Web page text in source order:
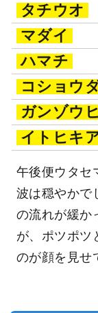
タチウオ
マダイ
ハマチ
コショウ
ガンゾウ
イトヒキ
午後便ウタセ
波は穏やかで
の流れが緩か
が、ポツポツ
のが顔を見せ